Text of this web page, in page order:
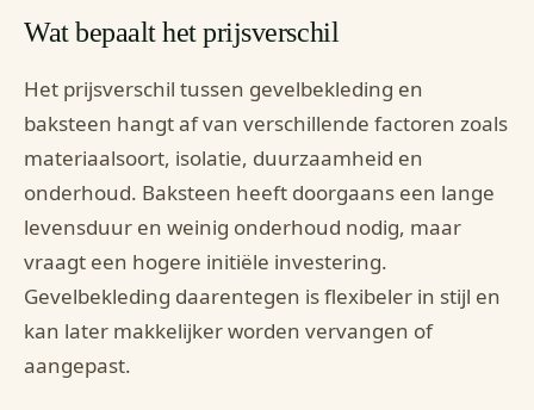
Wat bepaalt het prijsverschil
Het prijsverschil tussen gevelbekleding en
baksteen hangt af van verschillende factoren zoals
materiaalsoort, isolatie, duurzaamheid en
onderhoud. Baksteen heeft doorgaans een lange
levensduur en weinig onderhoud nodig, maar
vraagt een hogere initiële investering.
Gevelbekleding daarentegen is flexibeler in stijl en
kan later makkelijker worden vervangen of
aangepast.